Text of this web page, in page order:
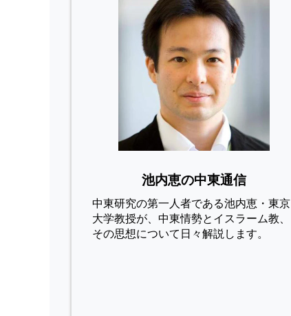
池内恵の中東通信
中東研究の第⼀⼈者である池内恵・東京
⼤学教授が、中東情勢とイスラーム教、
その思想について⽇々解説します。